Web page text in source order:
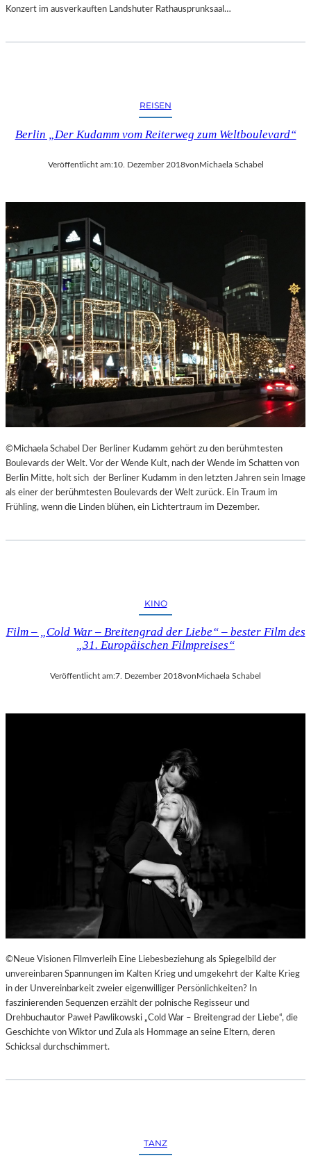
Konzert im ausverkauften Landshuter Rathausprunksaal…
REISEN
Berlin „Der Kudamm vom Reiterweg zum Weltboulevard“
Veröffentlicht am:10. Dezember 2018von Michaela Schabel
©Michaela Schabel Der Berliner Kudamm gehört zu den berühmtesten
Boulevards der Welt. Vor der Wende Kult, nach der Wende im Schatten von
Berlin Mitte, holt sich der Berliner Kudamm in den letzten Jahren sein Image
als einer der berühmtesten Boulevards der Welt zurück. Ein Traum im
Frühling, wenn die Linden blühen, ein Lichtertraum im Dezember.
KINO
Film – „Cold War – Breitengrad der Liebe“ – bester Film des
„31. Europäischen Filmpreises“
Veröffentlicht am:7. Dezember 2018vonMichaela Schabel
©Neue Visionen Filmverleih Eine Liebesbeziehung als Spiegelbild der
unvereinbaren Spannungen im Kalten Krieg und umgekehrt der Kalte Krieg
in der Unvereinbarkeit zweier eigenwilliger Persönlichkeiten? In
faszinierenden Sequenzen erzählt der polnische Regisseur und
Drehbuchautor Paweł Pawlikowski „Cold War – Breitengrad der Liebe“, die
Geschichte von Wiktor und Zula als Hommage an seine Eltern, deren
Schicksal durchschimmert.
TANZ